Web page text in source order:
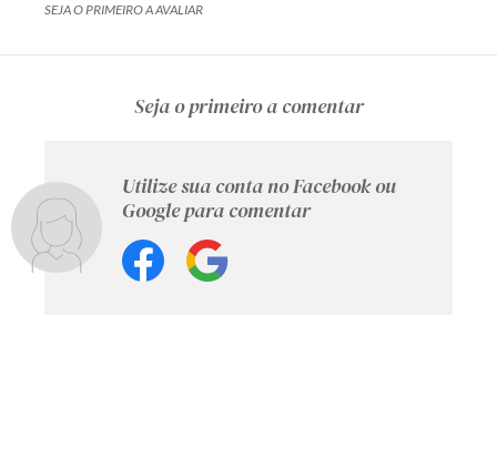
SEJA O PRIMEIRO A AVALIAR
Seja o primeiro a comentar
Utilize sua conta no Facebook ou
Google para comentar